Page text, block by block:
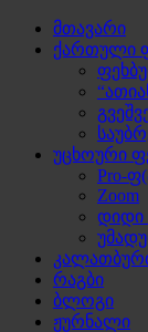
მთავარი
ქართული
უცხოური
Pro-
Zoom
დიდი
რაგბი
ბლოგი
ჟურნალი